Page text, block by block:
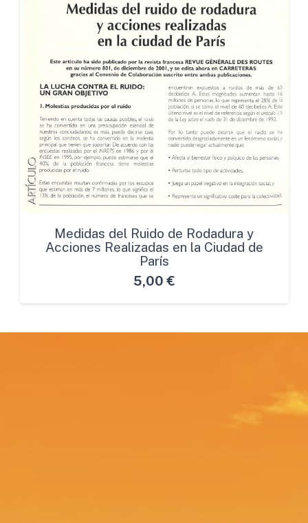
Medidas del Ruido de Rodadura y
Acciones Realizadas en la Ciudad de
París
5,00 €